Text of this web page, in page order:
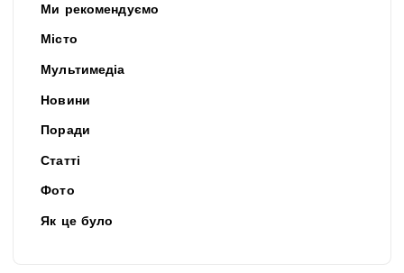
Ми рекомендуємо
Місто
Мультимедіа
Новини
Поради
Статті
Фото
Як це було